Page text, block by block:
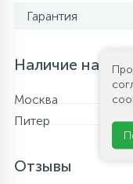
Гарантия
Наличие на
Москва
Питер
Отзывы